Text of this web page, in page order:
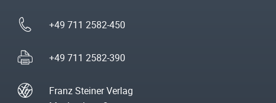
+49 711 2582-450
+49 711 2582-390
Franz Steiner Verlag